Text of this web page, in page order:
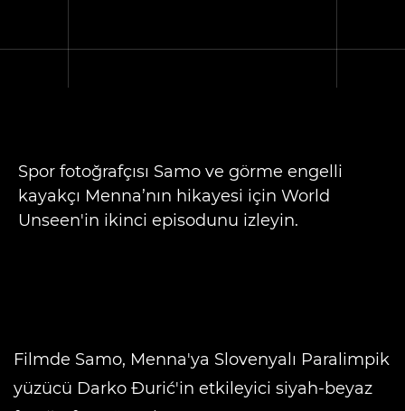
Spor fotoğrafçısı Samo ve görme engelli
kayakçı Menna’nın hikayesi için World
Unseen'in ikinci episodunu izleyin.
Filmde Samo, Menna'ya Slovenyalı Paralimpik
yüzücü Darko Đurić'in etkileyici siyah-beyaz